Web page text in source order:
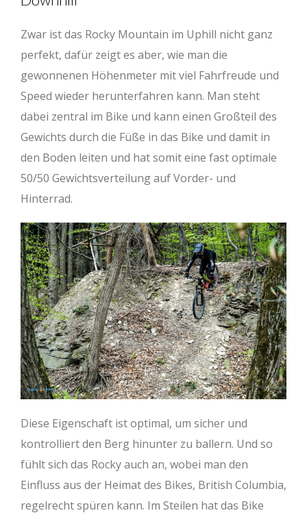
Zwar ist das Rocky Mountain im Uphill nicht ganz
perfekt, dafür zeigt es aber, wie man die
gewonnenen Höhenmeter mit viel Fahrfreude und
Speed wieder herunterfahren kann. Man steht
dabei zentral im Bike und kann einen Großteil des
Gewichts durch die Füße in das Bike und damit in
den Boden leiten und hat somit eine fast optimale
50/50 Gewichtsverteilung auf Vorder- und
Hinterrad.
Diese Eigenschaft ist optimal, um sicher und
kontrolliert den Berg hinunter zu ballern. Und so
fühlt sich das Rocky auch an, wobei man den
Einfluss aus der Heimat des Bikes, British Columbia,
regelrecht spüren kann. Im Steilen hat das Bike